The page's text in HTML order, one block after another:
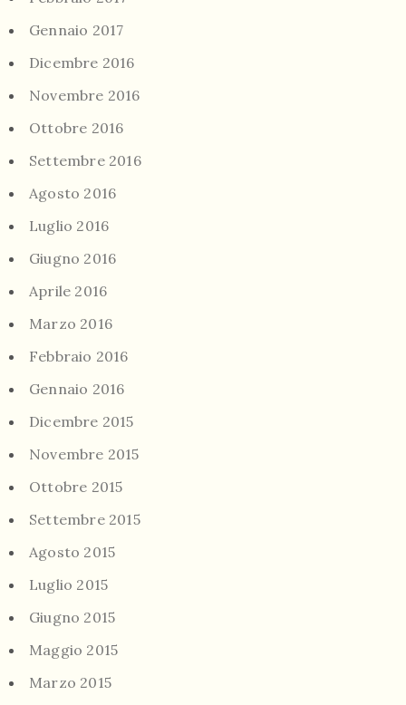
Gennaio 2017
Dicembre 2016
Novembre 2016
Ottobre 2016
Settembre 2016
Agosto 2016
Luglio 2016
Giugno 2016
Aprile 2016
Marzo 2016
Febbraio 2016
Gennaio 2016
Dicembre 2015
Novembre 2015
Ottobre 2015
Settembre 2015
Agosto 2015
Luglio 2015
Giugno 2015
Maggio 2015
Marzo 2015